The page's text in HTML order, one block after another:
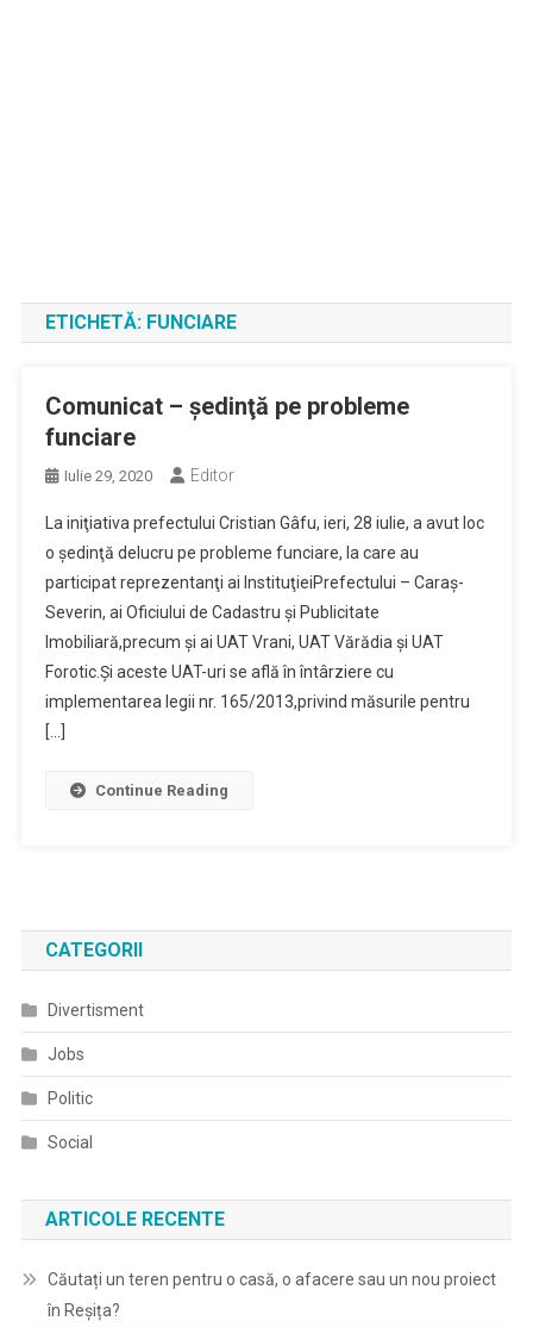
ETICHETĂ: FUNCIARE
Comunicat – şedinţă pe probleme
funciare
Iulie 29, 2020 Editor
La iniţiativa prefectului Cristian Gâfu, ieri, 28 iulie, a avut loc
o şedinţă delucru pe probleme funciare, la care au
participat reprezentanţi ai InstituţieiPrefectului – Caraş-
Severin, ai Oficiului de Cadastru şi Publicitate
Imobiliară,precum şi ai UAT Vrani, UAT Vărădia şi UAT
Forotic.Şi aceste UAT-uri se află în întârziere cu
implementarea legii nr. 165/2013,privind măsurile pentru
[…]
Continue Reading
CATEGORII
Divertisment
Jobs
Politic
Social
ARTICOLE RECENTE
Căutați un teren pentru o casă, o afacere sau un nou proiect
în Reșița?